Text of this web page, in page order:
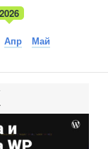
2026
Апр
Май